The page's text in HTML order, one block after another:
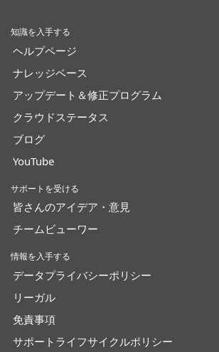
知識を入手する
ヘルプページ
ナレッジベース
アップデート＆修正プログラム
クラウドステータス
ブログ
YouTube
サポートを受ける
皆さんのアイデア・意見
チームビューワー
情報を入手する
データプライバシーポリシー
リーガル
免責事項
サポートライフサイクルポリシー